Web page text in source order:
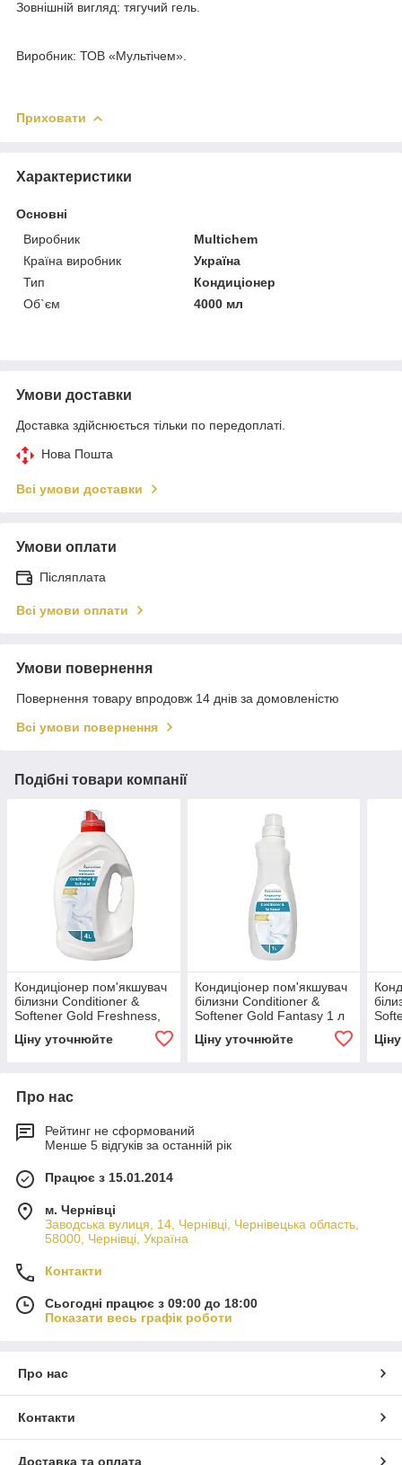
Зовнішній вигляд: тягучий гель.
Виробник: ТОВ «Мультічем».
Приховати
Характеристики
Основні
Виробник
Multichem
Країна виробник
Україна
Тип
Кондиціонер
Об`єм
4000 мл
Умови доставки
Доставка здійснюється тільки по передоплаті.
Нова Пошта
Всі умови доставки
Умови оплати
Післяплата
Всі умови оплати
Умови повернення
Повернення товару впродовж 14 днів за домовленістю
Всі умови повернення
Подібні товари компанії
Кондиціонер пом'якшувач
білизни Conditioner &
Softener Gold Freshness,
Ціну уточнюйте
Кондиціонер пом'якшувач
білизни Conditioner &
Softener Gold Fantasy 1 л
Ціну уточнюйте
Про нас
Рейтинг не сформований
Менше 5 відгуків за останній рік
Працює з 15.01.2014
м. Чернівці
Заводська вулиця, 14, Чернівці, Чернівецька область,
58000, Чернівці, Україна
Контакти
Сьогодні працює з 09:00 до 18:00
Показати весь графік роботи
Про нас
Контакти
Доставка та оплата